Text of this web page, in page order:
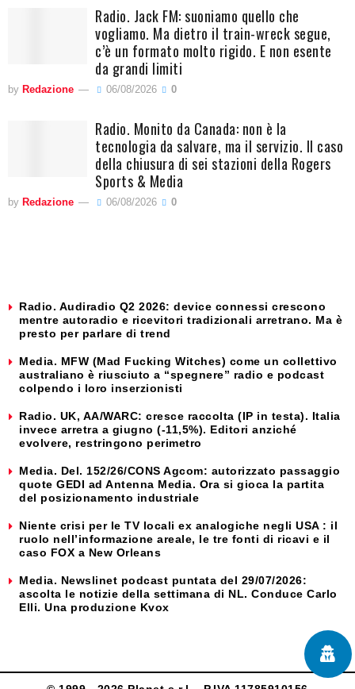
Radio. Jack FM: suoniamo quello che
vogliamo. Ma dietro il train-wreck segue,
c’è un formato molto rigido. E non esente
da grandi limiti
by Redazione 06/08/2026 0
Radio. Monito da Canada: non è la
tecnologia da salvare, ma il servizio. Il caso
della chiusura di sei stazioni della Rogers
Sports & Media
by Redazione 06/08/2026 0
Radio. Audiradio Q2 2026: device connessi crescono
mentre autoradio e ricevitori tradizionali arretrano. Ma è
presto per parlare di trend
Media. MFW (Mad Fucking Witches) come un collettivo
australiano è riusciuto a “spegnere” radio e podcast
colpendo i loro inserzionisti
Radio. UK, AA/WARC: cresce raccolta (IP in testa). Italia
invece arretra a giugno (-11,5%). Editori anziché
evolvere, restringono perimetro
Media. Del. 152/26/CONS Agcom: autorizzato passaggio
quote GEDI ad Antenna Media. Ora si gioca la partita
del posizionamento industriale
Niente crisi per le TV locali ex analogiche negli USA : il
ruolo nell’informazione areale, le tre fonti di ricavi e il
caso FOX a New Orleans
Media. Newslinet podcast puntata del 29/07/2026:
ascolta le notizie della settimana di NL. Conduce Carlo
Elli. Una produzione Kvox